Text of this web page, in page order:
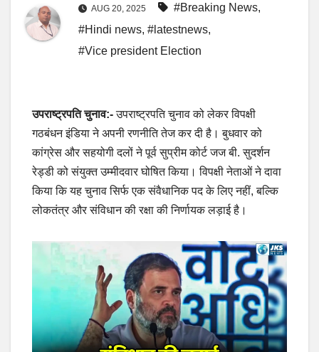
AUG 20, 2025 #Breaking News,
#Hindi news, #latestnews,
#Vice president Election
उपराष्ट्रपति चुनाव:-उपराष्ट्रपति चुनाव को लेकर विपक्षी
गठबंधन इंडिया ने अपनी रणनीति तेज कर दी है। बुधवार को
कांग्रेस और सहयोगी दलों ने पूर्व सुप्रीम कोर्ट जज बी. सुदर्शन
रेड्डी को संयुक्त उम्मीदवार घोषित किया। विपक्षी नेताओं ने दावा
किया कि यह चुनाव सिर्फ एक संवैधानिक पद के लिए नहीं, बल्कि
लोकतंत्र और संविधान की रक्षा की निर्णायक लड़ाई है।